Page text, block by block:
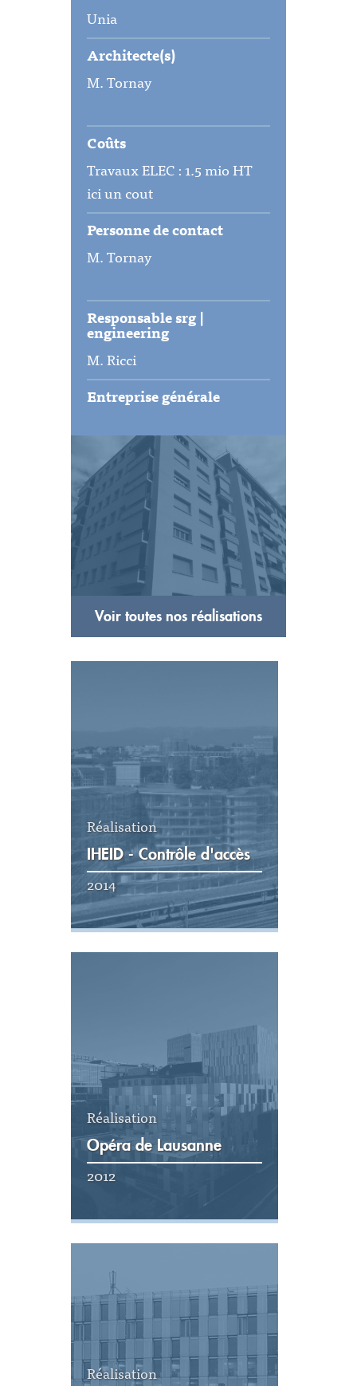
Unia
Architecte(s)
M. Tornay
Coûts
Travaux ELEC : 1.5 mio HT
ici un cout
Personne de contact
M. Tornay
Responsable srg |
engineering
M. Ricci
Entreprise générale
Voir toutes nos réalisations
Réalisation
IHEID - Contrôle d'accès
2014
Voir la réalisation
Réalisation
Opéra de Lausanne
2012
Voir la réalisation
Réalisation